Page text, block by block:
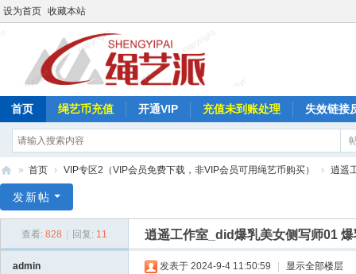
设为首页 收藏本站
首页 绳艺币充值 开通VIP 充值未到账处理 失效链接
艺
» 首页 › VIP专区2（VIP会员免费下载，非VIP会员可用绳艺币购买） › 逍遥
发新帖
查看: 828 回复: 11 逍遥工作室_did爆乳美女侧写师01
admin 发表于 2024-9-4 11:50:59 显示全部楼层